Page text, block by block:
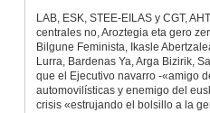
LAB, ESK, STEE-EILAS y CGT,
centrales no, Aroztegia eta gero
Bilgune Feminista, Ikasle
Lurra, Bardenas Ya, Arga Bizirik,
que el Ejecutivo navarro -«amigo
automovilísticas y enemigo del
crisis «estrujando el bolsillo a la